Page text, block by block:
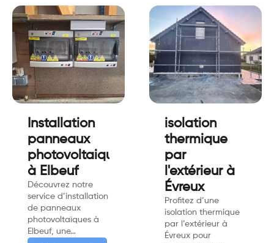
Installation
panneaux
photovoltaiques
à Elbeuf
Découvrez notre
service d’installation
de panneaux
photovoltaïques à
Elbeuf, une…
isolation
thermique
par
l'extérieur à
Évreux
Profitez d’une
isolation thermique
par l’extérieur à
Évreux pour